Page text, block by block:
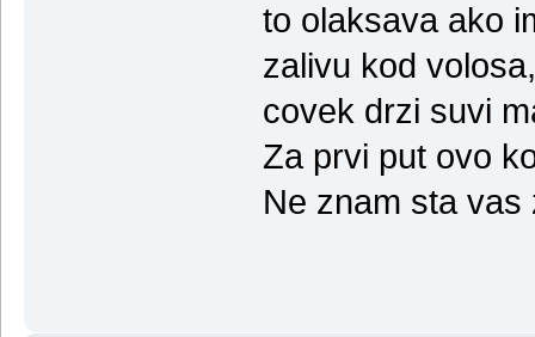
to olaksava ako
zalivu kod
covek drzi suvi
Za prvi put ovo
Ne znam sta vas